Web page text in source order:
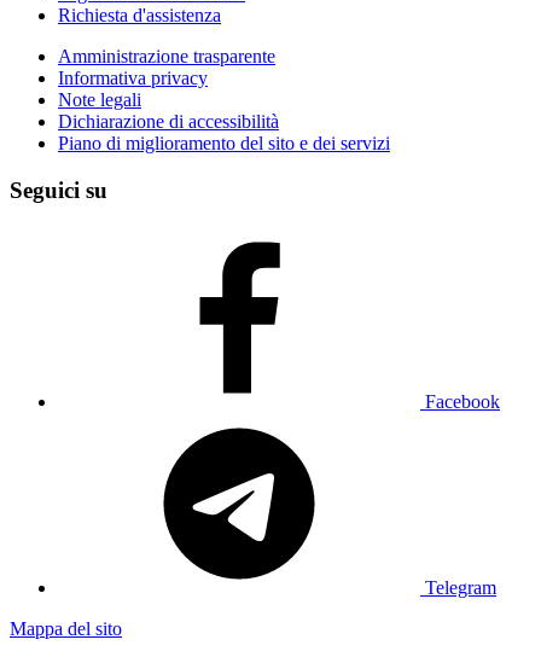
Richiesta d'assistenza
Amministrazione trasparente
Informativa privacy
Note legali
Dichiarazione di accessibilità
Piano di miglioramento del sito e dei servizi
Seguici su
Facebook
Telegram
Mappa del sito